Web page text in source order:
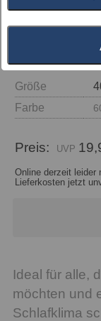
Größe
Farbe
Preis:
Online derzeit leider
Lieferkosten jetzt
Ideal für alle,
möchten und
Schlafklima